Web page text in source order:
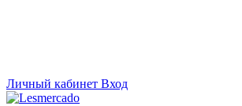
Личный кабинет Вход